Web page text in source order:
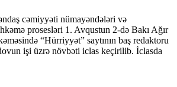
cəmiyyəti nümayəndələri və
prosesləri 1. Avqustun 2-də Bakı Ağır
“Hürriyyət” saytının baş redaktoru
işi üzrə növbəti iclas keçirilib. İclasda